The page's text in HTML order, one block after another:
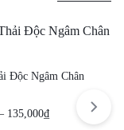
Độc Ngâm Chân
135,000₫